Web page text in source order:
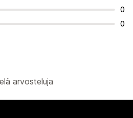
0
0
arvosteluja